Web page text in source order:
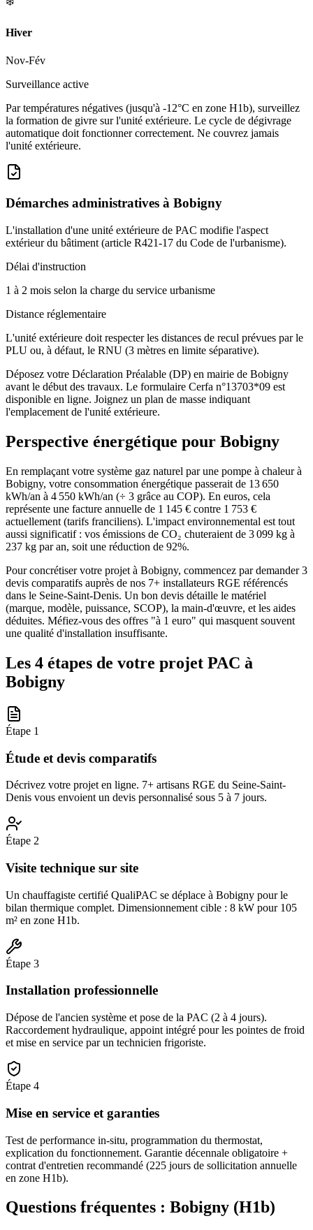
Hiver
Nov-Fév
Surveillance active
Par températures négatives (jusqu'à -12°C en zone H1b), surveillez
la formation de givre sur l'unité extérieure. Le cycle de dégivrage
automatique doit fonctionner correctement. Ne couvrez jamais
l'unité extérieure.
Démarches administratives à Bobigny
L'installation d'une unité extérieure de PAC modifie l'aspect
extérieur du bâtiment (article R421-17 du Code de l'urbanisme).
Délai d'instruction
1 à 2 mois selon la charge du service urbanisme
Distance réglementaire
L'unité extérieure doit respecter les distances de recul prévues par le
PLU ou, à défaut, le RNU (3 mètres en limite séparative).
Déposez votre Déclaration Préalable (DP) en mairie de Bobigny
avant le début des travaux. Le formulaire Cerfa n°13703*09 est
disponible en ligne. Joignez un plan de masse indiquant
l'emplacement de l'unité extérieure.
Perspective énergétique pour Bobigny
En remplaçant votre système gaz naturel par une pompe à chaleur à
Bobigny, votre consommation énergétique passerait de 13 650
kWh/an à 4 550 kWh/an (÷ 3 grâce au COP). En euros, cela
représente une facture annuelle de 1 145 € contre 1 753 €
actuellement (tarifs franciliens). L'impact environnemental est tout
aussi significatif : vos émissions de CO₂ chuteraient de 3 099 kg à
237 kg par an, soit une réduction de 92%.
Pour concrétiser votre projet à Bobigny, commencez par demander 3
devis comparatifs auprès de nos 7+ installateurs RGE référencés
dans le Seine-Saint-Denis. Un bon devis détaille le matériel
(marque, modèle, puissance, SCOP), la main-d'œuvre, et les aides
déduites. Méfiez-vous des offres "à 1 euro" qui masquent souvent
une qualité d'installation insuffisante.
Les 4 étapes de votre projet PAC à
Bobigny
Étape 1
Étude et devis comparatifs
Décrivez votre projet en ligne. 7+ artisans RGE du Seine-Saint-
Denis vous envoient un devis personnalisé sous 5 à 7 jours.
Étape 2
Visite technique sur site
Un chauffagiste certifié QualiPAC se déplace à Bobigny pour le
bilan thermique complet. Dimensionnement cible : 8 kW pour 105
m² en zone H1b.
Étape 3
Installation professionnelle
Dépose de l'ancien système et pose de la PAC (2 à 4 jours).
Raccordement hydraulique, appoint intégré pour les pointes de froid
et mise en service par un technicien frigoriste.
Étape 4
Mise en service et garanties
Test de performance in-situ, programmation du thermostat,
explication du fonctionnement. Garantie décennale obligatoire +
contrat d'entretien recommandé (225 jours de sollicitation annuelle
en zone H1b).
Questions fréquentes : Bobigny (H1b)